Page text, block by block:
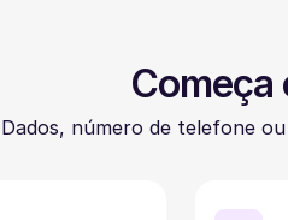
Começa
Dados, número de telefone